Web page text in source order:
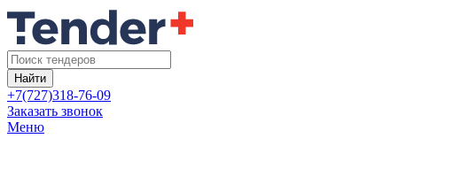
Найти
+7(727)318-76-09
Заказать звонок
Меню